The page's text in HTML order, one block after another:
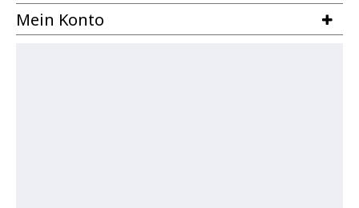
Mein Konto